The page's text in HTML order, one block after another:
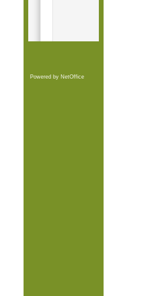
Powered by NetOffice